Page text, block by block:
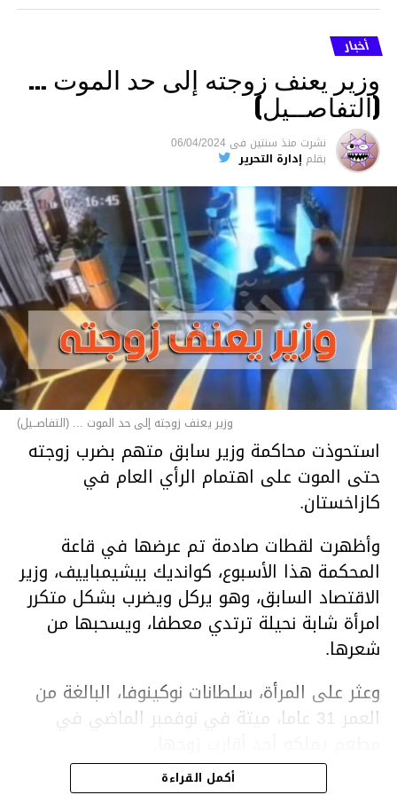
أخبار
وزير يعنف زوجته إلى حد الموت …
(التفاصــيل)
نشرت منذ سنتين فى 06/04/2024
بقلم إدارة التحرير
وزير يعنف زوجته إلى حد الموت ... (التفاصــيل)
استحوذت محاكمة وزير سابق متهم بضرب زوجته
حتى الموت على اهتمام الرأي العام في
كازاخستان.
وأظهرت لقطات صادمة تم عرضها في قاعة
المحكمة هذا الأسبوع، كوانديك بيشيمباييف، وزير
الاقتصاد السابق، وهو يركل ويضرب بشكل متكرر
امرأة شابة نحيلة ترتدي معطفا، ويسحبها من
شعرها.
وعثر على المرأة، سلطانات نوكينوفا، البالغة من
العمر 31 عاما، ميتة في نوفمبر الماضي في
ووفقا لتقرير الطبيب الشرعي، توفيت نوكينوفا
أكمل القراءة